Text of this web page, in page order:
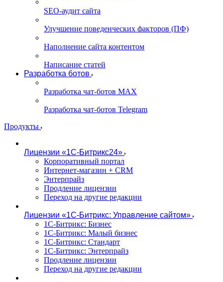
SEO-аудит сайта
Улучшение поведенческих факторов (ПФ)
Наполнение сайта контентом
Написание статей
Разработка ботов
Разработка чат-ботов MAX
Разработка чат-ботов Telegram
Продукты
Лицензии «1С-Битрикс24»
Корпоративный портал
Интернет-магазин + CRM
Энтерпрайз
Продление лицензии
Переход на другие редакции
Лицензии «1С-Битрикс: Управление сайтом»
1С-Битрикс: Бизнес
1С-Битрикс: Малый бизнес
1С-Битрикс: Стандарт
1С-Битрикс: Энтерпрайз
Продление лицензии
Переход на другие редакции